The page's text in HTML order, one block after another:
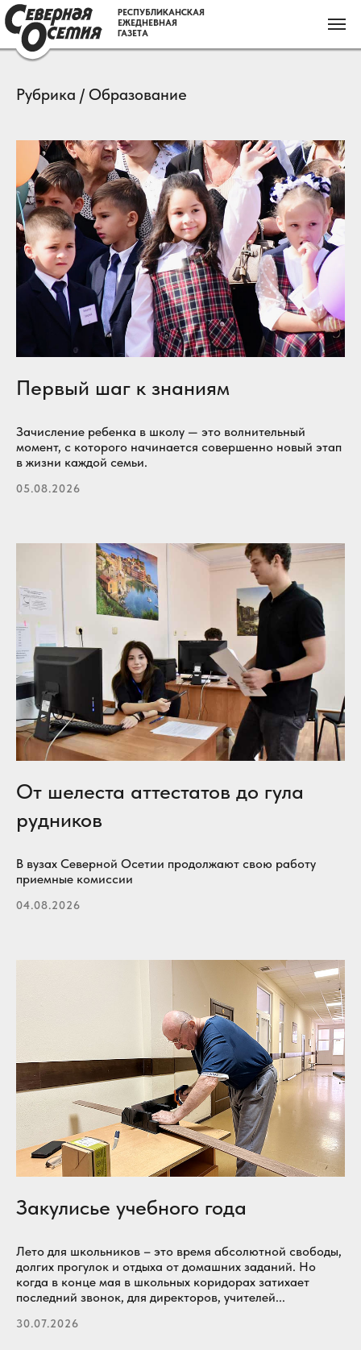
РЕСПУБЛИКАНСКАЯ
ЕЖЕДНЕВНАЯ
ГАЗЕТА
Рубрика / Образование
Первый шаг к знаниям
Зачисление ребенка в школу — это волнительный
момент, с которого начинается совершенно новый этап
в жизни каждой семьи.
05.08.2026
От шелеста аттестатов до гула
рудников
В вузах Северной Осетии продолжают свою работу
приемные комиссии
04.08.2026
Закулисье учебного года
Лето для школьников – это время абсолютной свободы,
долгих прогулок и отдыха от домашних заданий. Но
когда в конце мая в школьных коридорах затихает
последний звонок, для директоров, учителей...
30.07.2026